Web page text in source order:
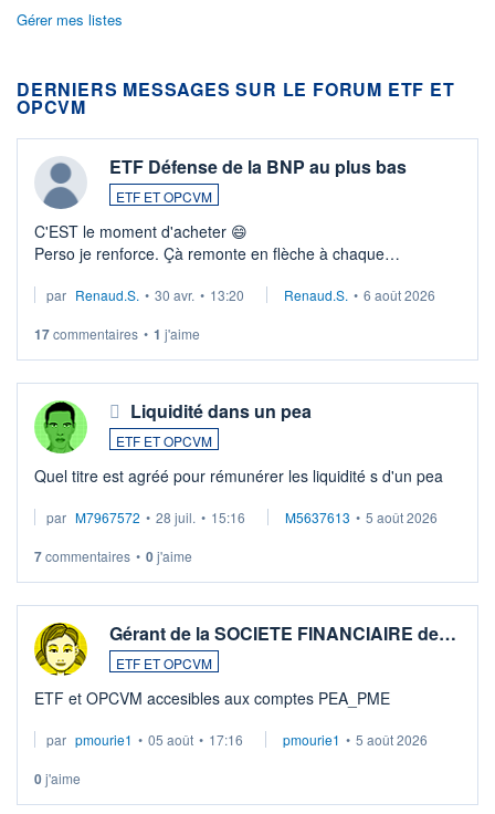
Gérer mes listes
DERNIERS MESSAGES SUR LE FORUM ETF ET
OPCVM
ETF Défense de la BNP au plus bas
ETF ET OPCVM
C'EST le moment d'acheter 😄​
Perso je renforce. Çà remonte en flèche à chaque
Investissement long terme tip top pour sa retraite.
par Renaud.S. • 30 avr. • 13:20 Renaud.S. • 6 août 2026
17commentaires • 1 j'aime
Liquidité dans un pea
ETF ET OPCVM
Quel titre est agréé pour rémunérer les liquidité s d'un pea
par M7967572 • 28 juil. • 15:16 M5637613 • 5 août 2026
7commentaires • 0j'aime
Gérant de la SOCIETE FINANCIAIRE de…
ETF ET OPCVM
ETF et OPCVM accesibles aux comptes PEA_PME
par pmourie1 • 05 août • 17:16 pmourie1 • 5 août 2026
0j'aime